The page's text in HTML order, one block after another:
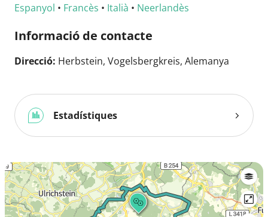
Espanyol • Francès • Italià • Neerlandès
Informació de contacte
Direcció: Herbstein, Vogelsbergkreis, Alemanya
Estadístiques